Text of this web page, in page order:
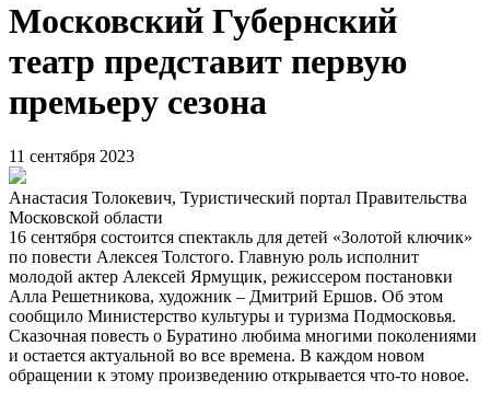
Московский Губернский
театр представит первую
премьеру сезона
11 сентября 2023
Анастасия Толокевич, Туристический портал Правительства
Московской области
16 сентября состоится спектакль для детей «Золотой ключик»
по повести Алексея Толстого. Главную роль исполнит
молодой актер Алексей Ярмущик, режиссером постановки
Алла Решетникова, художник – Дмитрий Ершов. Об этом
сообщило Министерство культуры и туризма Подмосковья.
Сказочная повесть о Буратино любима многими поколениями
и остается актуальной во все времена. В каждом новом
обращении к этому произведению открывается что-то новое.